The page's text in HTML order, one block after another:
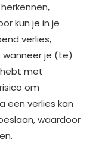
kun je in je
verlies,
wanneer je (te)
met
om
een verlies kan
waardoor